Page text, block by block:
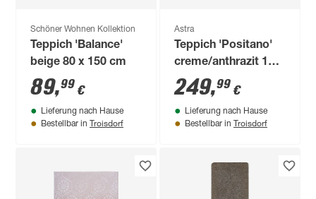
Schöner Wohnen Kollektion
Teppich 'Balance'
beige 80 x 150 cm
89,99 €
Lieferung nach Hause
Bestellbar in Troisdorf
Astra
Teppich 'Positano'
creme/anthrazit 140
x 200 cm
249,99 €
Lieferung nach Hause
Bestellbar in Troisdorf